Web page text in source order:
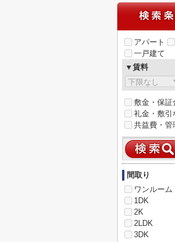
アパート
一戸建て
▼賃料
敷金・保証
礼金・敷引
共益費・管
間取り
ワンルーム
1DK
2K
2LDK
3DK